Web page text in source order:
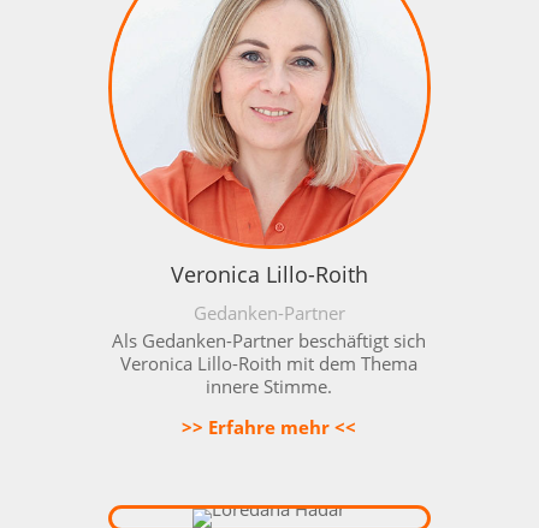
Veronica Lillo-Roith
Gedanken-Partner
Als Gedanken-Partner beschäftigt sich
Veronica Lillo-Roith mit dem Thema
innere Stimme.
>> Erfahre mehr <<